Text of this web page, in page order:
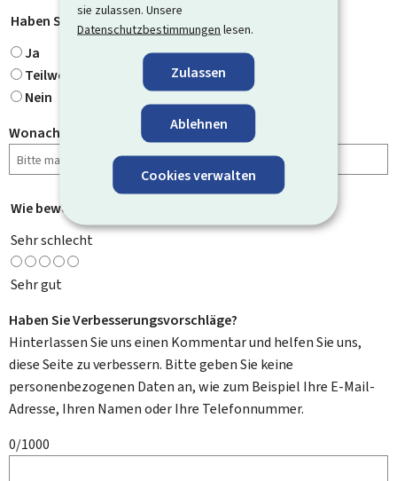
sie zulassen. Unsere
Datenschutzbestimmungen lesen.
Zulassen
Ablehnen
Cookies verwalten
Haben Sie gefunden, wonach Sie gesucht haben?
Ja
Teilweise
Nein
Wonach haben Sie gesucht?
Wie bewerten Sie diese Seite?
Sehr schlecht
Sehr gut
Haben Sie Verbesserungsvorschläge?
Hinterlassen Sie uns einen Kommentar und helfen Sie uns,
diese Seite zu verbessern. Bitte geben Sie keine
personenbezogenen Daten an, wie zum Beispiel Ihre E-Mail-
Adresse, Ihren Namen oder Ihre Telefonnummer.
0/1000